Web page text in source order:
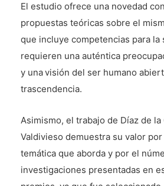
El estudio ofrece una novedad
propuestas teóricas sobre el
que incluye competencias para la
requieren una auténtica
y una visión del ser humano
trascendencia.
Asimismo, el trabajo de Díaz de la
Valdivieso demuestra su valor
temática que aborda y por el
investigaciones presentadas en